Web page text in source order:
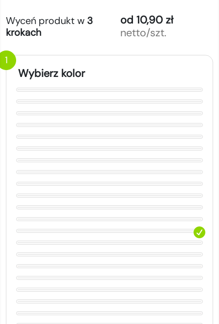
Wyceń produkt w 3
krokach
od 10,90 zł
netto/szt.
1
Wybierz kolor